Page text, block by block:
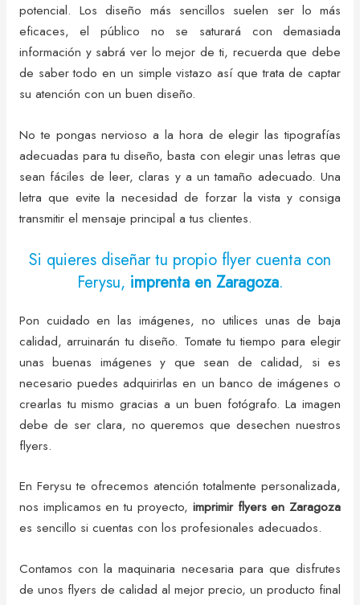
potencial. Los diseño más sencillos suelen ser lo más
eficaces, el público no se saturará con demasiada
información y sabrá ver lo mejor de ti, recuerda que debe
de saber todo en un simple vistazo así que trata de captar
su atención con un buen diseño.
No te pongas nervioso a la hora de elegir las tipografías
adecuadas para tu diseño, basta con elegir unas letras que
sean fáciles de leer, claras y a un tamaño adecuado. Una
letra que evite la necesidad de forzar la vista y consiga
transmitir el mensaje principal a tus clientes.
Si quieres diseñar tu propio flyer cuenta con
Ferysu, imprenta en Zaragoza.
Pon cuidado en las imágenes, no utilices unas de baja
calidad, arruinarán tu diseño. Tomate tu tiempo para elegir
unas buenas imágenes y que sean de calidad, si es
necesario puedes adquirirlas en un banco de imágenes o
crearlas tu mismo gracias a un buen fotógrafo. La imagen
debe de ser clara, no queremos que desechen nuestros
flyers.
En Ferysu te ofrecemos atención totalmente personalizada,
nos implicamos en tu proyecto, imprimir flyers en Zaragoza
es sencillo si cuentas con los profesionales adecuados.
Contamos con la maquinaria necesaria para que disfrutes
de unos flyers de calidad al mejor precio, un producto final